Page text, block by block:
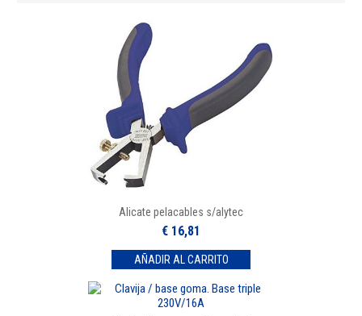
Alicate pelacables s/alytec
€ 16,81